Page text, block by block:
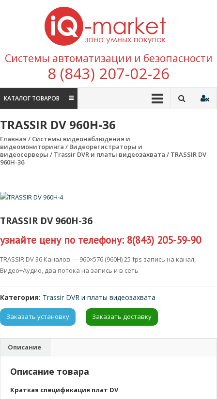
Перейти к содержимому
покупок
Системы автоматизации и безопасности
8 (843) 207-02-26
КАТАЛОГ ТОВАРОВ
TRASSIR DV 960H-36
Главная / Системы видеонаблюдения и
видеомониторинга / Видеорегистраторы и
видеосерверы / Trassir DVR и платы видеозахвата / TRASSIR DV
960H-36
TRASSIR DV 960H-36
узнайте цену по телефону: 8(843) 205-59-90
TRASSIR DV 36 Каналов — 960×576 (960H) 25 fps запись на канал,
Видео+Аудио, два потока на запись и в сеть
Категория: Trassir DVR и платы видеозахвата
Заказать установку Заказать доставку
Описание
Описание товара
Краткая спецификация плат DV